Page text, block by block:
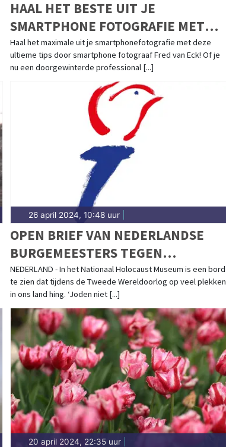
HAAL HET BESTE UIT JE
SMARTPHONE FOTOGRAFIE MET
DEZE ULTIEME TIPS!
Haal het maximale uit je smartphonefotografie met deze
ultieme tips door smartphone fotograaf Fred van Eck! Of je
nu een doorgewinterde professional [...]
26 april 2024, 10:48 uur|
OPEN BRIEF VAN NEDERLANDSE
BURGEMEESTERS TEGEN
OPKOMEND ANTISEMITISME
NEDERLAND - In het Nationaal Holocaust Museum is een bord
te zien dat tijdens de Tweede Wereldoorlog op veel plekken
in ons land hing. ‘Joden niet [...]
20 april 2024, 22:35 uur|